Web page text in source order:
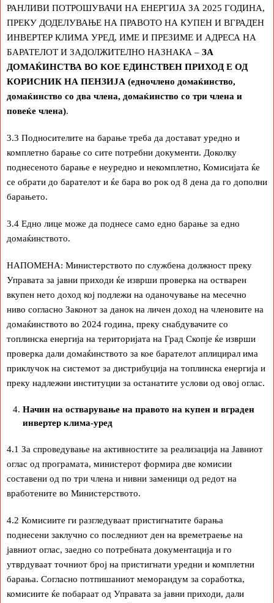
РАНЛИВИ ПОТРОШУВАЧИ НА ЕНЕРГИЈА ЗА 2025 ГОДИНА,
ПРЕКУ ДОДЕЛУВАЊЕ НА ПРАВОТО НА КУПЕН И ВГРАДЕН
ИНВЕРТЕР КЛИМА УРЕД, ИМЕ И ПРЕЗИМЕ И АДРЕСА НА
БАРАТЕЛОТ И ЗАДОЛЖИТЕЛНО НАЗНАКА – ЗА
ДОМАЌИНСТВА ВО КОЕ ЕДИНСТВЕН ПРИХОД Е ОД
КОРИСНИК НА ПЕНЗИЈА (едночлено домаќинство,
домаќинство со два члена, домаќинство со три члена и
повеќе члена).
3.3 Подносителите на барање треба да достават уредно и
комплетно барање со сите потребни документи. Доколку
поднесеното барање е неуредно и некомплетно, Комисијата ќе
се обрати до барателот и ќе бара во рок од 8 дена да го дополни
барањето.
3.4 Едно лице може да поднесе само едно барање за едно
домаќинството.
НАПОМЕНА: Министерството по службена должност преку
Управата за јавни приходи ќе изврши проверка на остварен
вкупен нето доход кој подлежи на оданочување на месечно
ниво согласно Законот за данок на личен доход на членовите на
домаќинството во 2024 година, преку снабдувачите со
топлинска енергија на територијата на Град Скопје ќе изврши
проверка дали домаќинството за кое барателот аплицирал има
приклучок на системот за дистрибуција на топлинска енергија и
преку надлежни институции за останатите услови од овој оглас.
Начин на остварување на правото на купен и вграден
инвертер клима-уред
4.1 За спроведување на активностите за реализација на Јавниот
оглас од програмата, министерот формира две комисии
составени од по три члена и нивни заменици од редот на
вработените во Министерството.
4.2 Комисиите ги разгледуваат пристигнатите барања
поднесени заклучно со последниот ден на времетраење на
јавниот оглас, заедно со потребната документација и го
утврдуваат точниот број на пристигнати уредни и комплетни
барања. Согласно потпишаниот меморандум за соработка,
комисиите ќе побараат од Управата за јавни приходи, дали